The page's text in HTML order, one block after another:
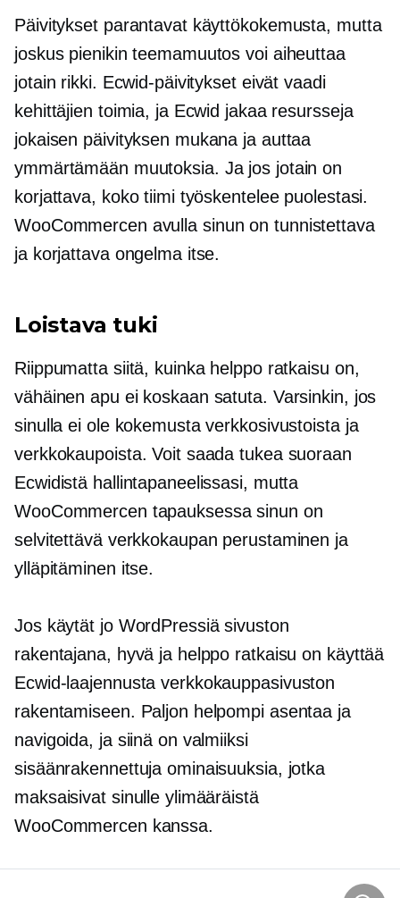
Päivitykset parantavat käyttökokemusta, mutta
joskus pienikin teemamuutos voi aiheuttaa
jotain rikki. Ecwid-päivitykset eivät vaadi
kehittäjien toimia, ja Ecwid jakaa resursseja
jokaisen päivityksen mukana ja auttaa
ymmärtämään muutoksia. Ja jos jotain on
korjattava, koko tiimi työskentelee puolestasi.
WooCommercen avulla sinun on tunnistettava
ja korjattava ongelma itse.
Loistava tuki
Riippumatta siitä, kuinka helppo ratkaisu on,
vähäinen apu ei koskaan satuta. Varsinkin, jos
sinulla ei ole kokemusta verkkosivustoista ja
verkkokaupoista. Voit saada tukea suoraan
Ecwidistä hallintapaneelissasi, mutta
WooCommercen tapauksessa sinun on
selvitettävä verkkokaupan perustaminen ja
ylläpitäminen itse.
Jos käytät jo WordPressiä sivuston
rakentajana, hyvä ja helppo ratkaisu on käyttää
Ecwid-laajennusta verkkokauppasivuston
rakentamiseen. Paljon helpompi asentaa ja
navigoida, ja siinä on valmiiksi
sisäänrakennettuja ominaisuuksia, jotka
maksaisivat sinulle ylimääräistä
WooCommercen kanssa.